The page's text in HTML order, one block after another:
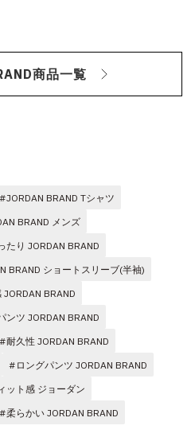
商品一覧
#JORDAN BRAND Tシャツ
BRAND メンズ
たり JORDAN BRAND
BRAND ショートスリーブ(半袖)
BRAND
ンツ JORDAN BRAND
#耐久性 JORDAN BRAND
#ロングパンツ JORDAN BRAND
ット感 ジョーダン
#柔らかい JORDAN BRAND